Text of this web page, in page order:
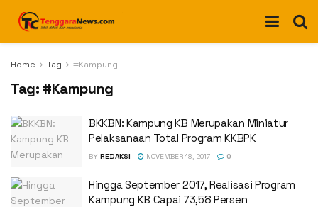
Home Tag #Kampung
Tag: #Kampung
BKKBN: Kampung KB Merupakan Miniatur
Pelaksanaan Total Program KKBPK
BY REDAKSI NOVEMBER 18, 2017 0
Hingga September 2017, Realisasi Program
Kampung KB Capai 73,58 Persen